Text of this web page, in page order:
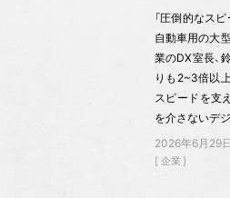
「圧倒的なス
自動車用の大
業のDX室長、
りも2~3倍以
スピードを支
を介さないデ
2026年6月29日
企業